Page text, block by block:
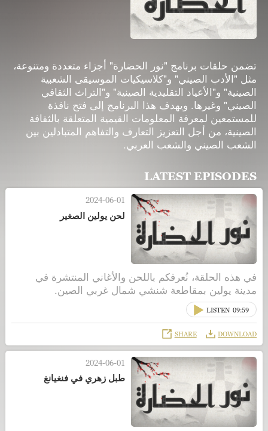
تضمن حلقات برنامج "نور الحضارة" أجزاء متعددة ومتنوعة،
مثل "الأدب الصيني" و"كلاسيكيات الموسيقى الشعبية
الصينية" و"الأعياد التقليدية الصينية" و"التراث الثقافي
الصيني" وغيرها. ويهدف هذا البرنامج إلى فتح نافذة
للمستمعين لمعرفة المعلومات القيمية المتعلقة بالثقافة
الصينية، من أجل التعزيز التعارف والتفاهم المتبادلين بين
الشعب الصيني والشعب العربي.
LATEST EPISODES
2024-06-01
لحن يولين الصغير
في هذه الحلقة، نُعرفكم باللحن والأغاني المنتشرة في
مدينة يولين بمقاطعة شنشي شمال غربي الصين.
LISTEN 09:59
DOWNLOAD
SHARE
2024-06-01
طبل زهري في فنغيانغ